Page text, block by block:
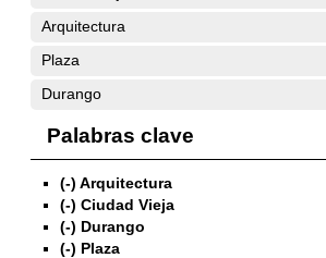
Arquitectura
Plaza
Durango
Palabras clave
(-) Arquitectura
(-) Ciudad Vieja
(-) Durango
(-) Plaza